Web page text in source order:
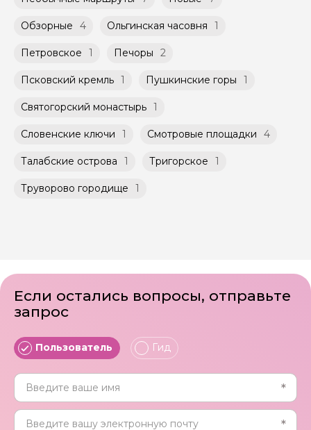
Обзорные 4 Ольгинская часовня 1
Петровское 1 Печоры 2
Псковский кремль 1 Пушкинские горы 1
Святогорский монастырь 1
Словенские ключи 1 Смотровые площадки 4
Талабские острова 1 Тригорское 1
Труворово городище 1
Если остались вопросы, отправьте
запрос
Пользователь Гид